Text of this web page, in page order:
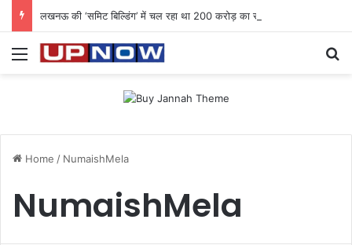
Menu
Home / NumaishMela
NumaishMela